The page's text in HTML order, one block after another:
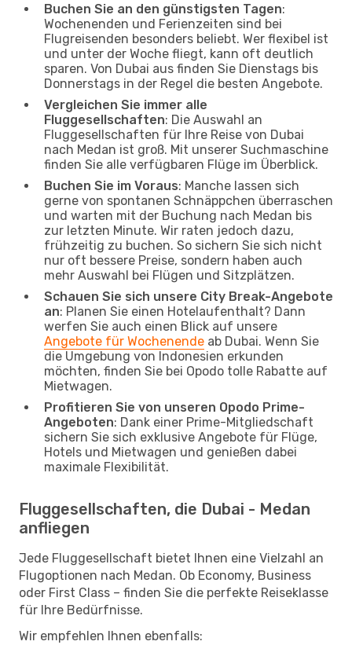
Buchen Sie an den günstigsten Tagen:
Wochenenden und Ferienzeiten sind bei
Flugreisenden besonders beliebt. Wer flexibel ist
und unter der Woche fliegt, kann oft deutlich
sparen. Von Dubai aus finden Sie Dienstags bis
Donnerstags in der Regel die besten Angebote.
Vergleichen Sie immer alle
Fluggesellschaften: Die Auswahl an
Fluggesellschaften für Ihre Reise von Dubai
nach Medan ist groß. Mit unserer Suchmaschine
finden Sie alle verfügbaren Flüge im Überblick.
Buchen Sie im Voraus: Manche lassen sich
gerne von spontanen Schnäppchen überraschen
und warten mit der Buchung nach Medan bis
zur letzten Minute. Wir raten jedoch dazu,
frühzeitig zu buchen. So sichern Sie sich nicht
nur oft bessere Preise, sondern haben auch
mehr Auswahl bei Flügen und Sitzplätzen.
Schauen Sie sich unsere City Break-Angebote
an: Planen Sie einen Hotelaufenthalt? Dann
werfen Sie auch einen Blick auf unsere
Angebote für Wochenende ab Dubai. Wenn Sie
die Umgebung von Indonesien erkunden
möchten, finden Sie bei Opodo tolle Rabatte auf
Mietwagen.
Profitieren Sie von unseren Opodo Prime-
Angeboten: Dank einer Prime-Mitgliedschaft
sichern Sie sich exklusive Angebote für Flüge,
Hotels und Mietwagen und genießen dabei
maximale Flexibilität.
Fluggesellschaften, die Dubai - Medan
anfliegen
Jede Fluggesellschaft bietet Ihnen eine Vielzahl an
Flugoptionen nach Medan. Ob Economy, Business
oder First Class – finden Sie die perfekte Reiseklasse
für Ihre Bedürfnisse.
Wir empfehlen Ihnen ebenfalls: